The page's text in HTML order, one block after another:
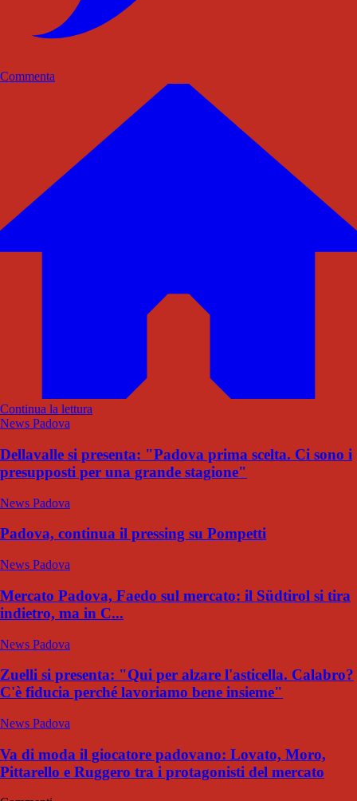
Commenta
Continua la lettura
News Padova
Dellavalle si presenta: "Padova prima scelta. Ci sono i
presupposti per una grande stagione"
News Padova
Padova, continua il pressing su Pompetti
News Padova
Mercato Padova, Faedo sul mercato: il Südtirol si tira
indietro, ma in C...
News Padova
Zuelli si presenta: "Qui per alzare l'asticella. Calabro?
C'è fiducia perché lavoriamo bene insieme"
News Padova
Va di moda il giocatore padovano: Lovato, Moro,
Pittarello e Ruggero tra i protagonisti del mercato